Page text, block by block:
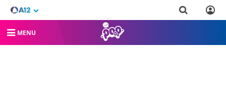
MENU